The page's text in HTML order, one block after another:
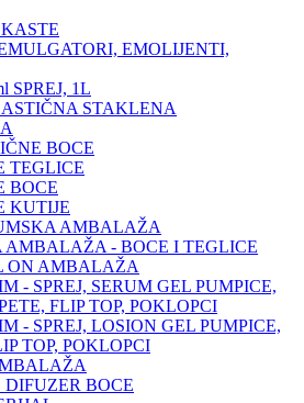
EMOLIJENTI,
SPREJ, 1L
STAKLENA
BOCE
TEGLICE
BOCE
KUTIJE
AMBALAŽA
AMBALAŽA - BOCE I TEGLICE
ON AMBALAŽA
- SPREJ, SERUM GEL PUMPICE,
FLIP TOP, POKLOPCI
- SPREJ, LOSION GEL PUMPICE,
TOP, POKLOPCI
BOCE